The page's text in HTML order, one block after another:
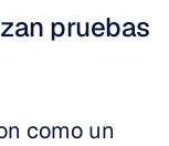
pruebas
como un